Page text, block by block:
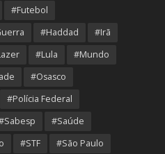
#Futebol
#Haddad
#Irã
#Lula
#Mundo
#Osasco
#Polícia Federal
#Saúde
#STF #São Paulo